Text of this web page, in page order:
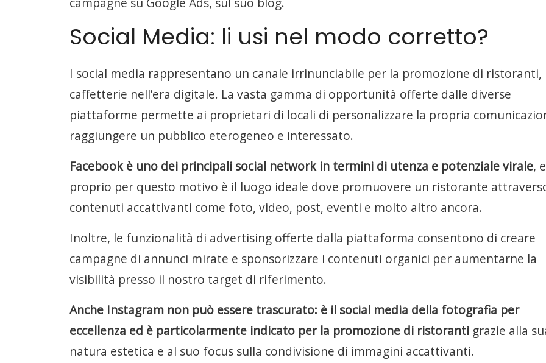
Social Media: li usi nel modo corretto?
I social media rappresentano un canale irrinunciabile per la promozione di ristoranti,
caffetterie nell’era digitale. La vasta gamma di opportunità offerte dalle diverse
piattaforme permette ai proprietari di locali di personalizzare la propria
raggiungere un pubblico eterogeneo e interessato.
Facebook è uno dei principali social network in termini di utenza e potenziale virale, e
proprio per questo motivo è il luogo ideale dove promuovere un ristorante
contenuti accattivanti come foto, video, post, eventi e molto altro ancora.
Inoltre, le funzionalità di advertising offerte dalla piattaforma consentono di creare
campagne di annunci mirate e sponsorizzare i contenuti organici per aumentarne la
visibilità presso il nostro target di riferimento.
Anche Instagram non può essere trascurato: è il social media della fotografia per
eccellenza ed è particolarmente indicato per la promozione di ristoranti grazie alla
natura estetica e al suo focus sulla condivisione di immagini accattivanti.